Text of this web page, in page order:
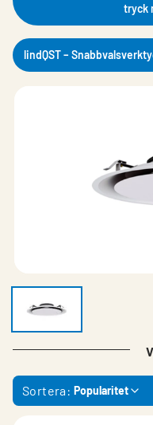
tryck
lindQST –
Sortera: Popularitet